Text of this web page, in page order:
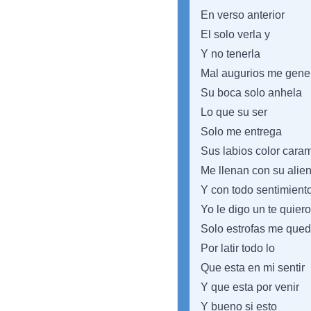
En verso anterior
El solo verla y
Y no tenerla
Mal augurios me
Su boca solo anhela
Lo que su ser
Solo me entrega
Sus labios color
Me llenan con su
Y con todo
Yo le digo un te quiero
Solo estrofas me
Por latir todo lo
Que esta en mi sentir
Y que esta por venir
Y bueno si esto